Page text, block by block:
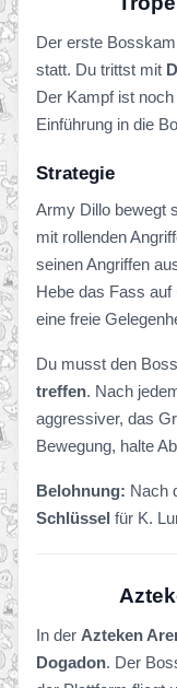
Der erste
statt. Du trittst mit
Der Kampf ist
Einführung in die
Strategie
Army Dillo bewegt
mit rollenden
seinen Angriffen
Hebe das Fass
eine freie
Du musst den
treffen. Nach
aggressiver, das
Bewegung, halte
Belohnung: Nach
Schlüssel für K.
In der Azteken
Dogadon. Der